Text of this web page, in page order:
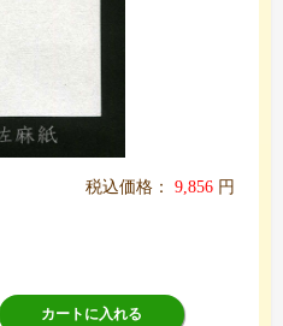
税込価格： 9,856 円
カートに入れる